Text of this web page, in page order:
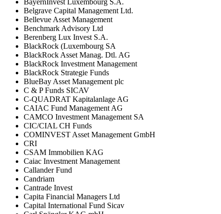
Belgrave Capital Management Ltd.
Bellevue Asset Management
Benchmark Advisory Ltd
Berenberg Lux Invest S.A.
BlackRock (Luxembourg SA
BlackRock Asset Manag. Dtl. AG
BlackRock Investment Management
BlackRock Strategie Funds
BlueBay Asset Management plc
C & P Funds SICAV
C-QUADRAT Kapitalanlage AG
CAIAC Fund Management AG
CAMCO Investment Management SA
CIC/CIAL CH Funds
COMINVEST Asset Management GmbH
CRI
CSAM Immobilien KAG
Caiac Investment Management
Callander Fund
Candriam
Cantrade Invest
Capita Financial Managers Ltd
Capital International Fund Sicav